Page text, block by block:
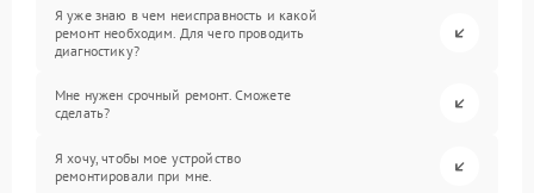
Я уже знаю в чем неисправность и какой
ремонт необходим. Для чего проводить
диагностику?
Мне нужен срочный ремонт. Сможете
сделать?
Я хочу, чтобы мое устройство
ремонтировали при мне.